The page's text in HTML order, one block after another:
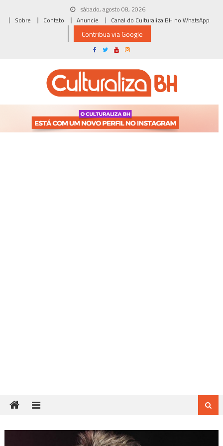
sábado, agosto 08, 2026
Sobre
Contato Anuncie Canal do Culturaliza BH no WhatsApp
Contribua via Google